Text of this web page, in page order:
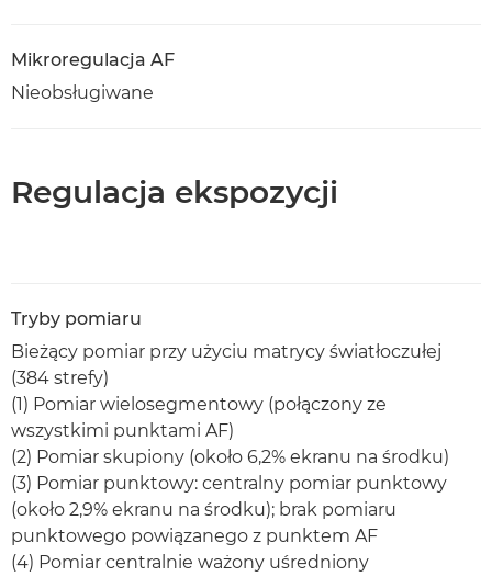
Mikroregulacja AF
Nieobsługiwane
Regulacja ekspozycji
Tryby pomiaru
Bieżący pomiar przy użyciu matrycy światłoczułej
(384 strefy)
(1) Pomiar wielosegmentowy (połączony ze
wszystkimi punktami AF)
(2) Pomiar skupiony (około 6,2% ekranu na środku)
(3) Pomiar punktowy: centralny pomiar punktowy
(około 2,9% ekranu na środku); brak pomiaru
punktowego powiązanego z punktem AF
(4) Pomiar centralnie ważony uśredniony